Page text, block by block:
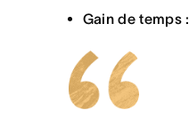
Gain de temps :